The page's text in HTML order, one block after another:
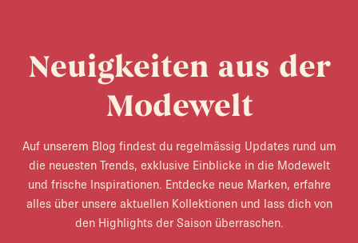
Neuigkeiten aus der
Modewelt
Auf unserem Blog findest du regelmässig Updates rund um
die neuesten Trends, exklusive Einblicke in die Modewelt
und frische Inspirationen. Entdecke neue Marken, erfahre
alles über unsere aktuellen Kollektionen und lass dich von
den Highlights der Saison überraschen.